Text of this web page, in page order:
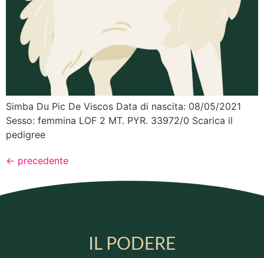
Simba Du Pic De Viscos Data di nascita: 08/05/2021
Sesso: femmina LOF 2 MT. PYR. 33972/0 Scarica il
pedigree
← precedente
IL PODERE